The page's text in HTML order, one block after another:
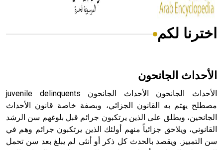
هل تعلم أن الأبسيد كلمة فرنسية اللفظ تم اعتمادها مصطلحاً
أثرياً يستخدم في العمارة عموماً وفي العمارة الدينية الخاصة
- هل تعلم أن أبجر Abgar اسم معروف جيداً يعود إلى عدد من
الملوك الذين حكموا مدينة إديسا (الرها) من أبجر الأول وحتى
التاسع، وهم ينتسبون إلى أسرة أوسروين
اخترنا لكم
الأحداث الجانحون
الأحداث الجانحون الأحداث الجانحون juvenile delinquents
مصطلح يهتم به القانون الجزائي، وبصفة خاصة قانون الأحداث
الجانحين، ويطلق على الذين يرتكبون جرائم قبل بلوغهم سن الرشد
القانوني، ويلاحق جزائياً منهم أولئك الذين يرتكبون جرائم وهم في
سن التمييز. ويقصد بالحدث كل ذكر أو أنثى لم يبلغ بعد سن تحمل